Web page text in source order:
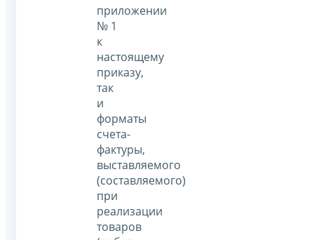
приложении
№ 1
к
настоящему
приказу,
так
и
форматы
счета-
фактуры,
выставляемого
(составляемого)
при
реализации
товаров